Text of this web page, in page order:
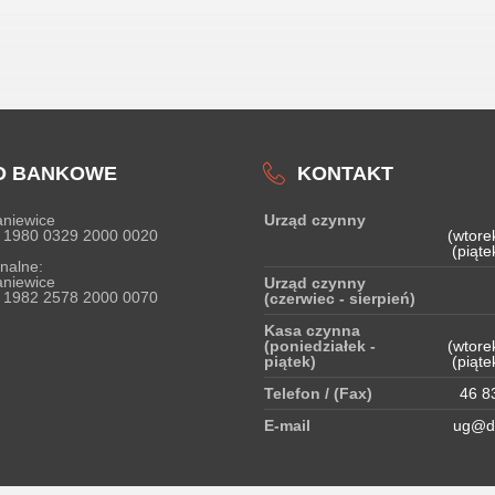
BANKOWE
0329 2000 0020
2578 2000 0070
KONTAKT
Urząd czynny
Urząd czynny
(czerwiec - sierpień)
Kasa czynna
(poniedziałek -
piątek)
Telefon / (Fax)
46
E-mail